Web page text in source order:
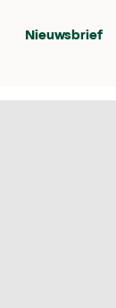
Nieuwsbrief